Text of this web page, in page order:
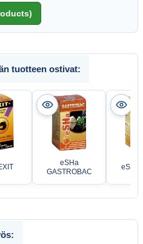
tuotteen ostivat:
eSHa
GASTROBAC
eSHa